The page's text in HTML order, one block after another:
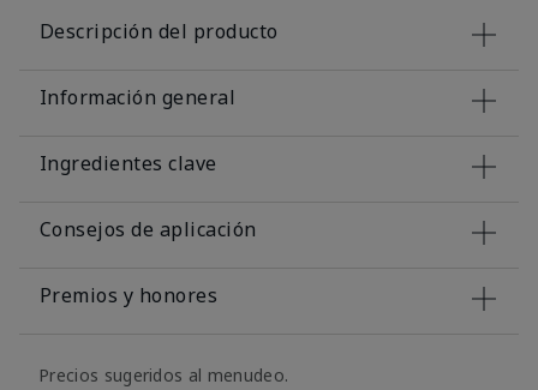
Descripción del producto
Información general
Ingredientes clave
Consejos de aplicación
Premios y honores
Precios sugeridos al menudeo.